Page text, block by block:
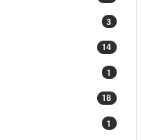
3
14
1
18
1